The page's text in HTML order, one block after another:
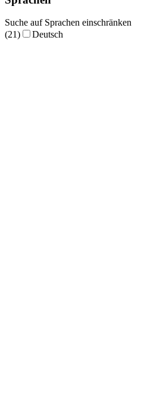
Suche auf Sprachen einschränken
(21)
Deutsch